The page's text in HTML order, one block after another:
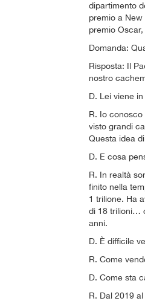
dipartimento
premio a
premio
Domanda:
Risposta: Il
nostro
D. Lei viene
R. Io
visto grandi
Questa idea
D. E cosa
R. In realtà
finito nella
1 trilione. Ha
di 18 trilioni…
anni.
D. È difficile
R. Come
D. Come sta
R. Dal 2019